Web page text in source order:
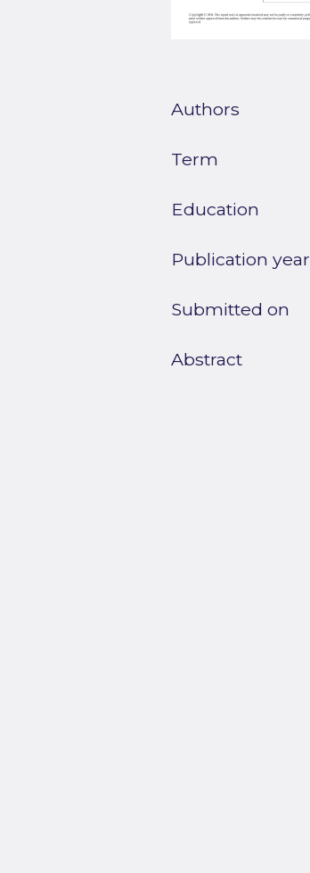
Authors
Term
Education
Publication year
Submitted on
Abstract